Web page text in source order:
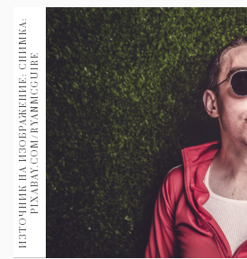
Книги 1188
30+ 1970
Гурме 1710
Пътувай
237
Здраве 389
И
З
Т
О
Ч
Н
И
К
Н
А
И
З
О
Б
Р
А
Ж
Е
Н
И
Е
:
С
Н
И
М
К
А
:
P
I
X
A
B
A
Y
.
C
O
M
/
R
Y
A
N
M
C
G
U
I
RE